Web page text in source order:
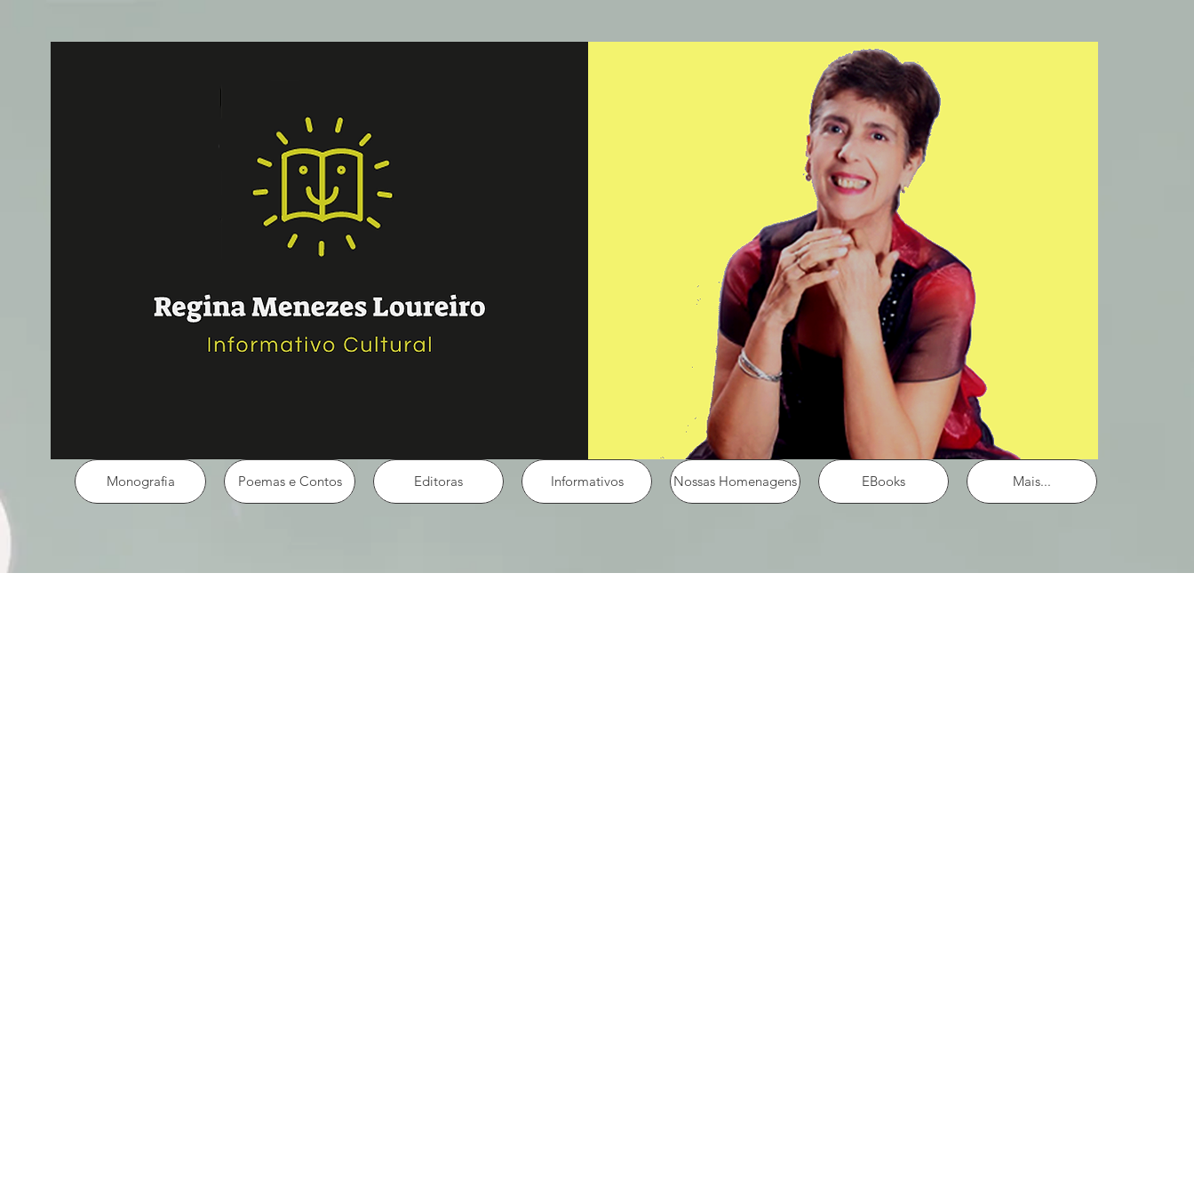
Monografia Poemas e Contos Editoras Informativos Nossas Homenagens EBooks Mais...